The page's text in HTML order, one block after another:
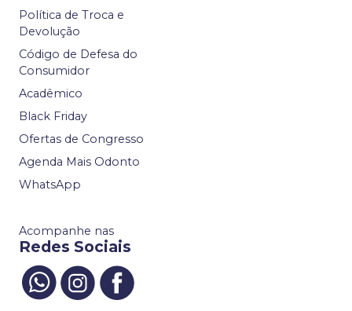
Política de Troca e
Devolução
Código de Defesa do
Consumidor
Acadêmico
Black Friday
Ofertas de Congresso
Agenda Mais Odonto
WhatsApp
Acompanhe nas
Redes Sociais